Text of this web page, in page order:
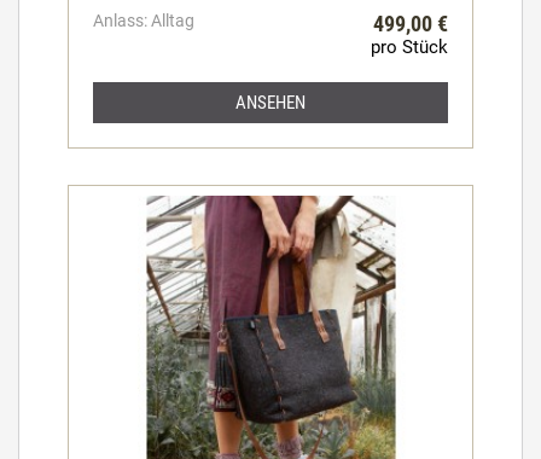
Anlass: Alltag 499,00 €
pro Stück
ANSEHEN